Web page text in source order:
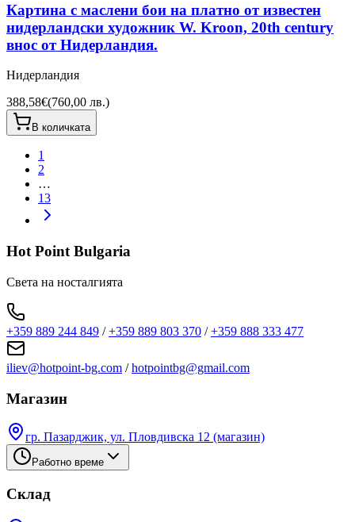
Картина с маслени бои на платно от известен
нидерландски художник W. Kroon, 20th century
внос от Нидерландия.
Нидерландия
388,58€(760,00 лв.)
В количката
1
2
…
13
Hot Point Bulgaria
Света на носталгията
+359 889 244 849 /+359 889 803 370 /+359 888 333 477
iliev@hotpoint-bg.com /hotpointbg@gmail.com
Магазин
гр. Пазарджик, ул. Пловдивска 12 (магазин)
Работно време
Склад